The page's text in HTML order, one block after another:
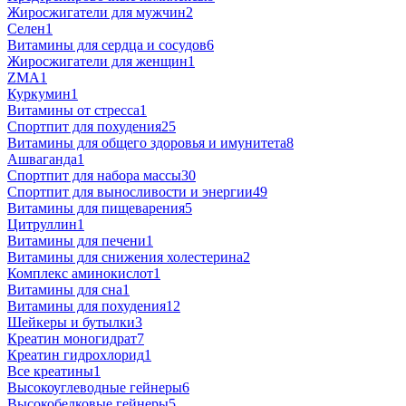
Жиросжигатели для мужчин2
Селен1
Витамины для сердца и сосудов6
Жиросжигатели для женщин1
ZMA1
Куркумин1
Витамины от стресса1
Спортпит для похудения25
Витамины для общего здоровья и имунитета8
Ашваганда1
Спортпит для набора массы30
Спортпит для выносливости и энергии49
Витамины для пищеварения5
Цитруллин1
Витамины для печени1
Витамины для снижения холестерина2
Комплекс аминокислот1
Витамины для сна1
Витамины для похудения12
Шейкеры и бутылки3
Креатин моногидрат7
Креатин гидрохлорид1
Все креатины1
Высокоуглеводные гейнеры6